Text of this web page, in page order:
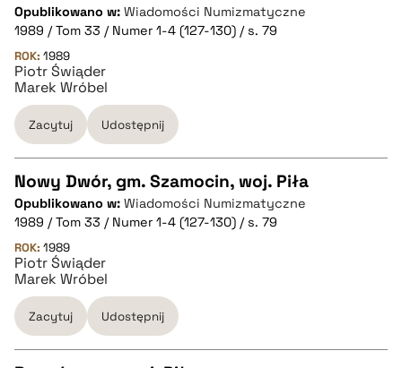
CZYSTY TEKST
pobierz cytat
BIBTEX
pobierz cytat
Opublikowano w: Wiadomości Numizmatyczne
1989 / Tom 33 / Numer 1-4 (127-130) / s. 79
ROK: 1989
Piotr Świąder
Marek Wróbel
Zacytuj Udostępnij
CZYSTY TEKST
pobierz cytat
BIBTEX
Nowy Dwór, gm. Szamocin, woj. Piła
Opublikowano w: Wiadomości Numizmatyczne
1989 / Tom 33 / Numer 1-4 (127-130) / s. 79
ROK: 1989
Piotr Świąder
Marek Wróbel
Zacytuj Udostępnij